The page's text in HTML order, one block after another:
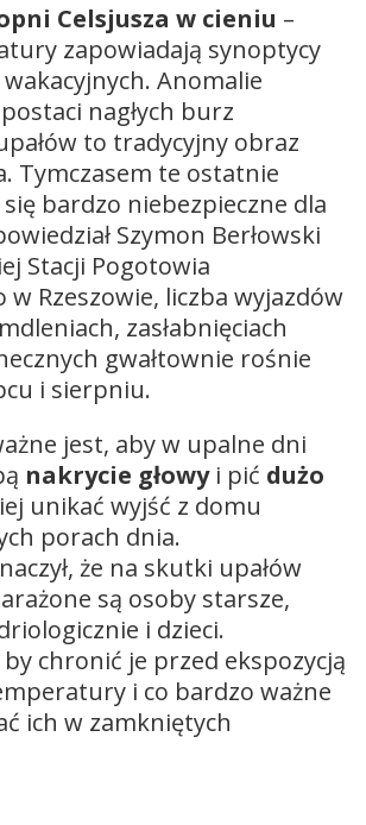
Celsjusza w cieniu –
zapowiadają synoptycy
Anomalie
nagłych burz
to tradycyjny obraz
Tymczasem te ostatnie
bardzo niebezpieczne dla
Szymon Berłowski
Stacji Pogotowia
w Rzeszowie, liczba wyjazdów
zasłabnięciach
gwałtownie rośnie
i sierpniu.
jest, aby w upalne dni
nakrycie głowyi pić dużo
unikać wyjść z domu
porach dnia.
że na skutki upałów
są osoby starsze,
i dzieci.
by chronić je przed ekspozycją
i co bardzo ważne
ich w zamkniętych